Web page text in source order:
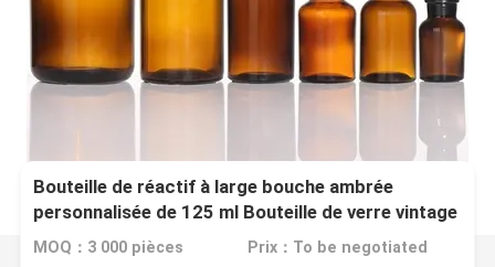
Bouteille de réactif à large bouche ambrée
personnalisée de 125 ml Bouteille de verre vintage
MOQ：3 000 pièces Prix：To be negotiated